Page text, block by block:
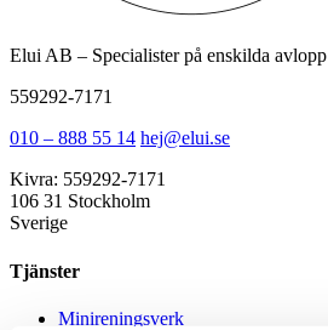
Elui AB – Specialister på enskilda avlopp
559292-7171
010 – 888 55 14 hej@elui.se
Kivra: 559292-7171
106 31 Stockholm
Sverige
Tjänster
Minireningsverk